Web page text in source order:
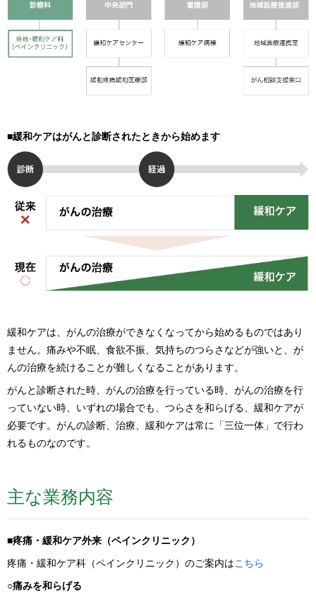
■緩和ケアはがんと診断されたときから始めます
緩和ケアは、がんの治療ができなくなってから始めるものではあり
ません。痛みや不眠、食欲不振、気持ちのつらさなどが強いと、が
んの治療を続けることが難しくなることがあります。
がんと診断された時、がんの治療を行っている時、がんの治療を行
っていない時、いずれの場合でも、つらさを和らげる、緩和ケアが
必要です。がんの診断、治療、緩和ケアは常に「三位一体」で行わ
れるものなのです。
主な業務内容
■疼痛・緩和ケア外来（ペインクリニック）
疼痛・緩和ケア科（ペインクリニック）のご案内はこちら
○痛みを和らげる